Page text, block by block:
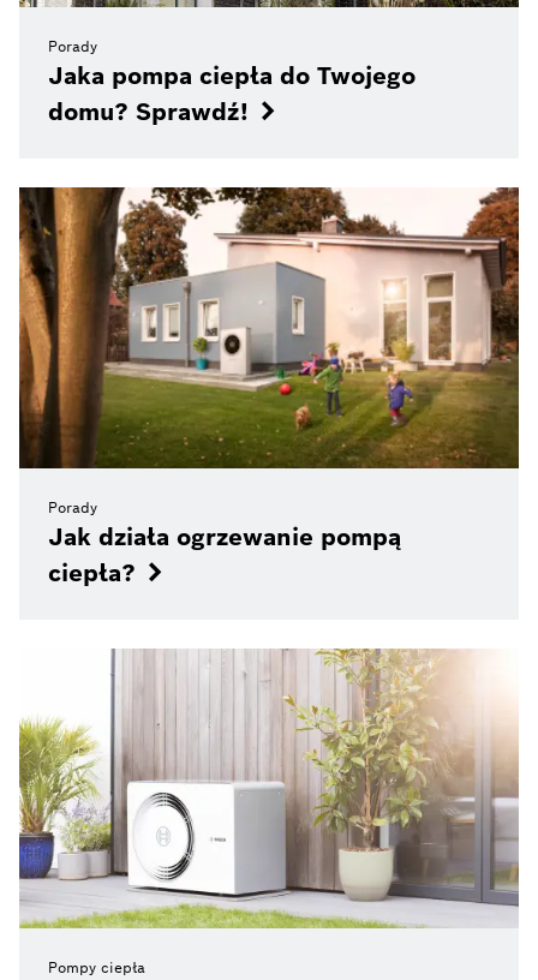
Porady
Jaka pompa ciepła do Twojego
domu? Sprawdź!
Porady
Jak działa ogrzewanie pompą
ciepła?
Pompy ciepła